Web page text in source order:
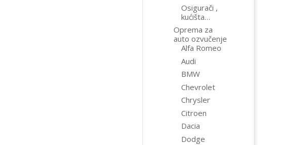
Osigurači ,
kućišta…
Oprema za
auto ozvučenje
Alfa Romeo
Audi
BMW
Chevrolet
Chrysler
Citroen
Dacia
Dodge